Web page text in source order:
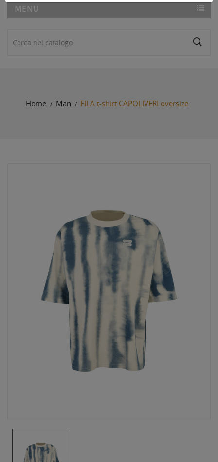
MENU
Home Man FILA t-shirt CAPOLIVERI oversize